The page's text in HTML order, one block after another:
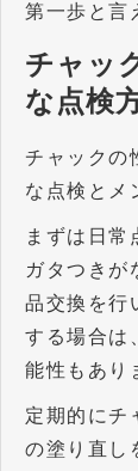
第一歩と言
チャッ
な点検
チャックの
な点検とメ
まずは日常
ガタつきが
品交換を行
する場合は
能性もあり
定期的にチ
の塗り直し